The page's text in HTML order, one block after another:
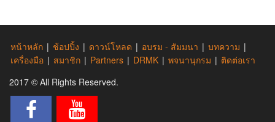
หน้าหลัก | ช้อปปิ้ง | ดาวน์โหลด | อบรม - สัมมนา | บทความ |
เครื่องมือ | สมาชิก | Partners | DRMK | พจนานุกรม | ติดต่อเรา
2017 © All Rights Reserved.